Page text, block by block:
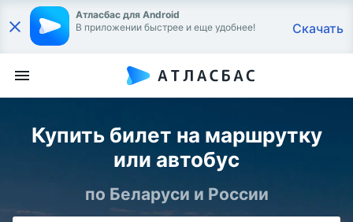
Атласбас для Android
В приложении быстрее и еще удобнее!
Скачать
Купить билет на маршрутку
или автобус
по Беларуси и России